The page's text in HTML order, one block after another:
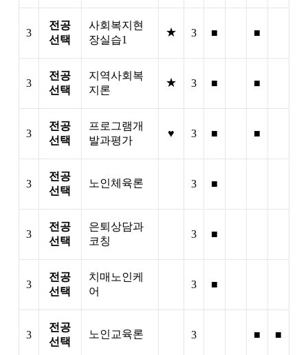
3
전공
선택
사회복지현
장실습1
★ 3 ■ ■
3
전공
선택
지역사회복
지론
★ 3 ■ ■
3
전공
선택
프로그램개
발과평가
♥ 3 ■ ■
3
전공
선택
노인체육론 3 ■
3
전공
선택
은퇴상담과
코칭
3 ■
3
전공
선택
치매노인케
어
3 ■
3
전공
선택
노인교육론 3 ■ ■